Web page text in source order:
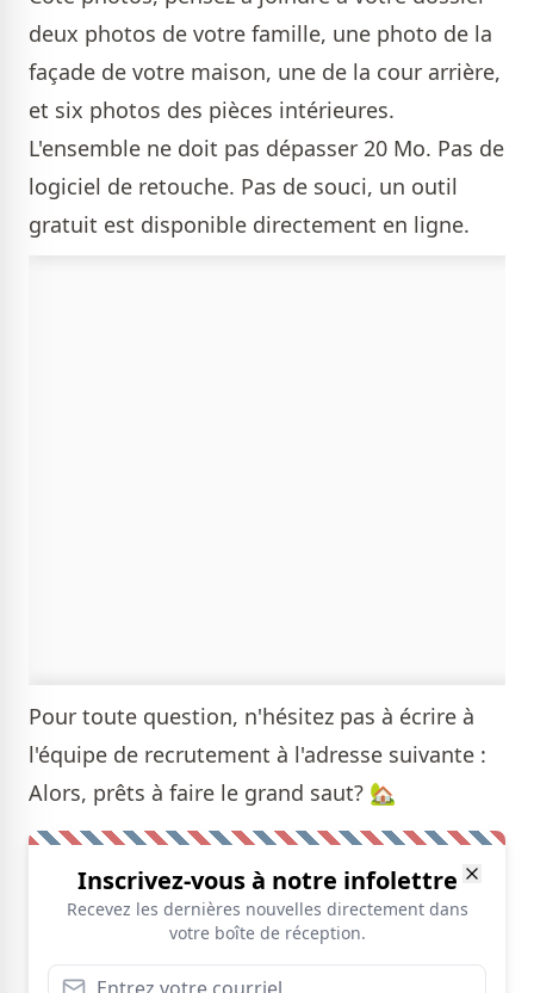
deux photos de votre famille, une photo de la
façade de votre maison, une de la cour arrière,
et six photos des pièces intérieures.
L'ensemble ne doit pas dépasser 20 Mo. Pas de
logiciel de retouche. Pas de souci, un outil
gratuit est disponible directement en ligne.
Pour toute question, n'hésitez pas à écrire à
l'équipe de recrutement à l'adresse suivante :
Alors, prêts à faire le grand saut? 🏡
Inscrivez-vous à notre infolettre
Recevez les dernières nouvelles directement dans
votre boîte de réception.